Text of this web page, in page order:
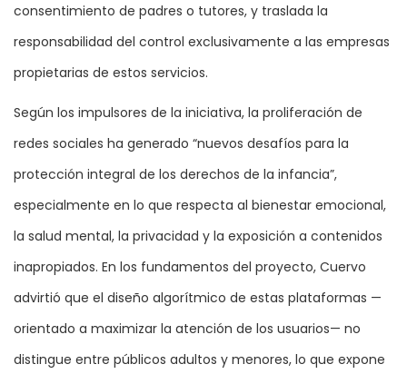
consentimiento de padres o tutores, y traslada la
responsabilidad del control exclusivamente a las empresas
propietarias de estos servicios.
Según los impulsores de la iniciativa, la proliferación de
redes sociales ha generado “nuevos desafíos para la
protección integral de los derechos de la infancia”,
especialmente en lo que respecta al bienestar emocional,
la salud mental, la privacidad y la exposición a contenidos
inapropiados. En los fundamentos del proyecto, Cuervo
advirtió que el diseño algorítmico de estas plataformas —
orientado a maximizar la atención de los usuarios— no
distingue entre públicos adultos y menores, lo que expone